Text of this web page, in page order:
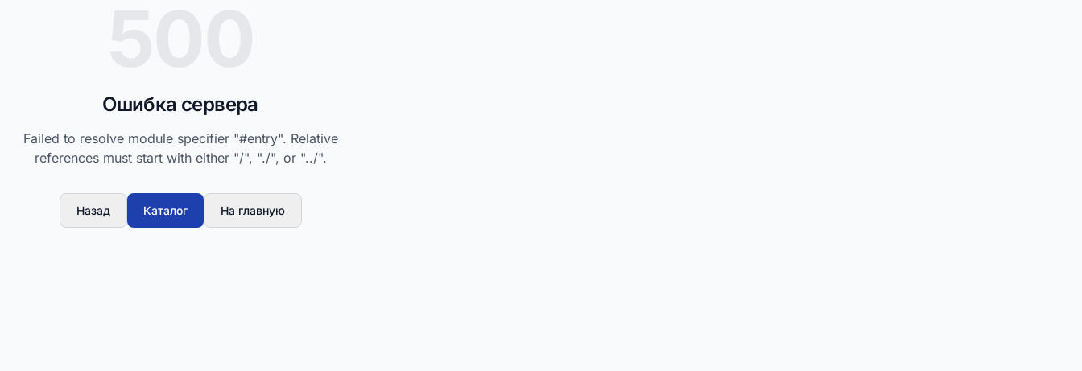
Ошибка сервера
Failed to resolve module specifier "#entry". Relative
references must start with either "/", "./", or "../".
Назад Каталог На главную